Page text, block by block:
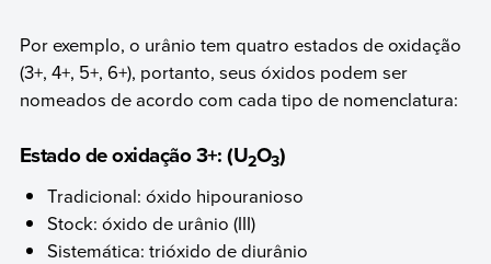
Por exemplo, o urânio tem quatro estados de oxidação
(3+, 4+, 5+, 6+), portanto, seus óxidos podem ser
nomeados de acordo com cada tipo de nomenclatura:
Estado de oxidação 3+: (U2O3)
Tradicional: óxido hipouranioso
Stock: óxido de urânio (III)
Sistemática: trióxido de diurânio